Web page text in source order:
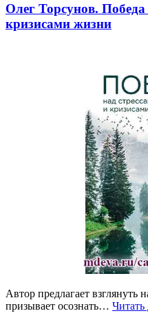
Олег Торсунов. Победа
кризисами жизни
Автор предлагает взглянуть
призывает осознать… Читать